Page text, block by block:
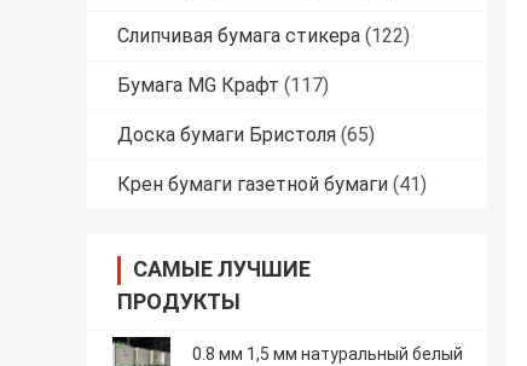
Слипчивая бумага стикера (122)
Бумага MG Крафт (117)
Доска бумаги Бристоля (65)
Крен бумаги газетной бумаги (41)
САМЫЕ ЛУЧШИЕ
ПРОДУКТЫ
0.8 мм 1,5 мм натуральный белый